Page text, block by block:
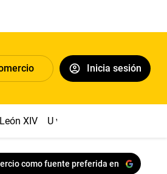
Inicia sesión
XIV U vs Cristal
como fuente preferida en